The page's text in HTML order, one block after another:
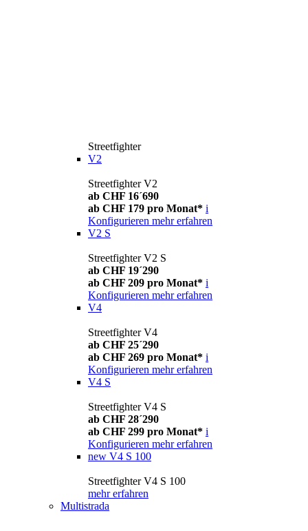
Streetfighter
V2
Streetfighter V2
ab CHF 16´690
ab CHF 179 pro Monat* i
Konfigurieren mehr erfahren
V2 S
Streetfighter V2 S
ab CHF 19´290
ab CHF 209 pro Monat* i
Konfigurieren mehr erfahren
V4
Streetfighter V4
ab CHF 25´290
ab CHF 269 pro Monat* i
Konfigurieren mehr erfahren
V4 S
Streetfighter V4 S
ab CHF 28´290
ab CHF 299 pro Monat* i
Konfigurieren mehr erfahren
new V4 S 100
Streetfighter V4 S 100
mehr erfahren
Multistrada